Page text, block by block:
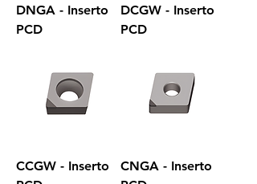
DNGA - Inserto
PCD
DCGW - Inserto
PCD
CCGW - Inserto
CNGA - Inserto